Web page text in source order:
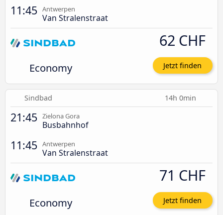
11:45 Antwerpen
Van Stralenstraat
Economy
62 CHF
Jetzt finden
Sindbad 14h 0min
21:45 Zielona Gora
Busbahnhof
11:45 Antwerpen
Van Stralenstraat
Economy
71 CHF
Jetzt finden